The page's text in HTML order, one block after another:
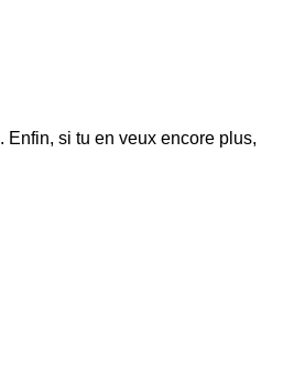
. Enfin, si tu en veux encore plus,